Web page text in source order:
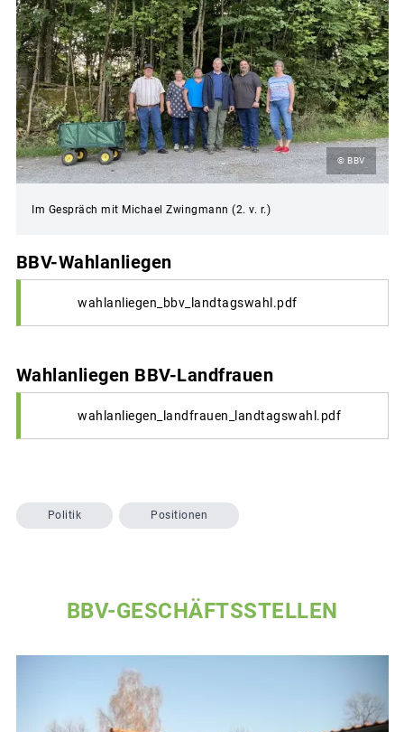
© BBV
Im Gespräch mit Michael Zwingmann (2. v. r.)
BBV-Wahlanliegen
wahlanliegen_bbv_landtagswahl.pdf
Wahlanliegen BBV-Landfrauen
wahlanliegen_landfrauen_landtagswahl.pdf
Politik Positionen
BBV-GESCHÄFTSSTELLEN